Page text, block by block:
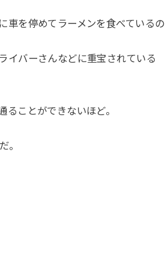
車を停めてラーメンを食べているの
イバーさんなどに重宝されている
ことができないほど。
。